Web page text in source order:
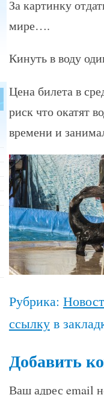
За картинку
мире….
Кинуть в воду
Цена билета в
риск что окатят
времени и
Рубрика:
ссылкув
Добавить
Ваш адрес email